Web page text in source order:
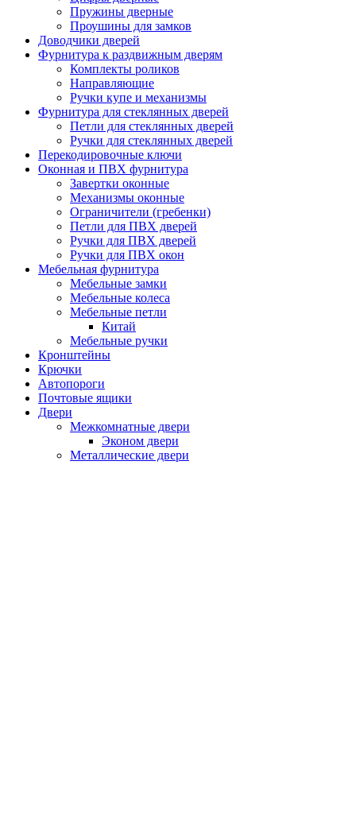
Пружины дверные
Проушины для замков
Доводчики дверей
Фурнитура к раздвижным дверям
Комплекты роликов
Направляющие
Ручки купе и механизмы
Фурнитура для стеклянных дверей
Петли для стеклянных дверей
Ручки для стеклянных дверей
Перекодировочные ключи
Оконная и ПВХ фурнитура
Завертки оконные
Механизмы оконные
Ограничители (гребенки)
Петли для ПВХ дверей
Ручки для ПВХ дверей
Ручки для ПВХ окон
Мебельная фурнитура
Мебельные замки
Мебельные колеса
Мебельные петли
Китай
Мебельные ручки
Кронштейны
Крючки
Автопороги
Почтовые ящики
Двери
Межкомнатные двери
Эконом двери
Металлические двери